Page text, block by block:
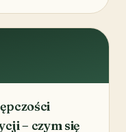
– czym się